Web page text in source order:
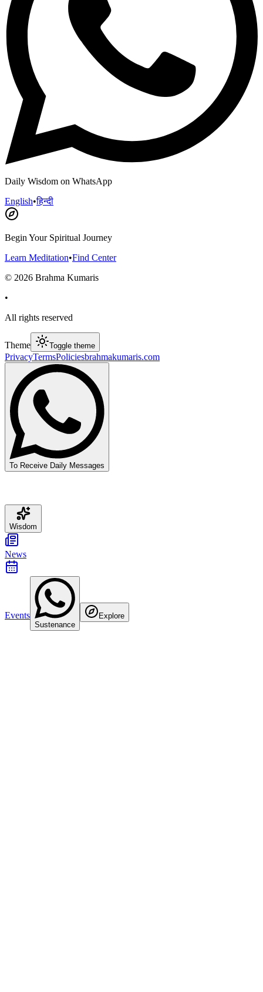
Daily Wisdom on WhatsApp
English•हिन्दी
Begin Your Spiritual Journey
Learn Meditation•Find Center
© 2026 Brahma Kumaris
•
All rights reserved
Theme Toggle theme
PrivacyTermsPoliciesbrahmakumaris.com
To Receive Daily Messages
Wisdom
News
Events
Sustenance
Explore